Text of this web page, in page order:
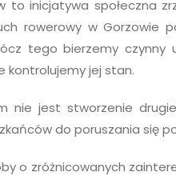
to inicjatywa społeczna
rowerowy w Gorzowie
tego bierzemy
kontrolujemy jej stan.
nie jest stworzenie
do poruszania się
o zróżnicowanych